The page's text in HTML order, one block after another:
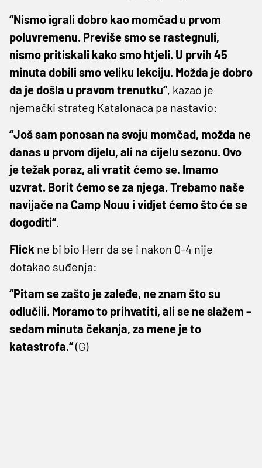
“Nismo igrali dobro kao momčad u prvom
poluvremenu. Previše smo se rastegnuli,
nismo pritiskali kako smo htjeli. U prvih 45
minuta dobili smo veliku lekciju. Možda je dobro
da je došla u pravom trenutku“, kazao je
njemački strateg Katalonaca pa nastavio: ​
“Još sam ponosan na svoju momčad, možda ne
danas u prvom dijelu, ali na cijelu sezonu. Ovo
je težak poraz, ali vratit ćemo se. Imamo
uzvrat. Borit ćemo se za njega. Trebamo naše
navijače na Camp Nouu i vidjet ćemo što će se
dogoditi“.
Flick ne bi bio Herr da se i nakon 0-4 nije
dotakao suđenja:
“Pitam se zašto je zaleđe, ne znam što su
odlučili. Moramo to prihvatiti, ali se ne slažem –
sedam minuta čekanja, za mene je to
katastrofa.“(G)